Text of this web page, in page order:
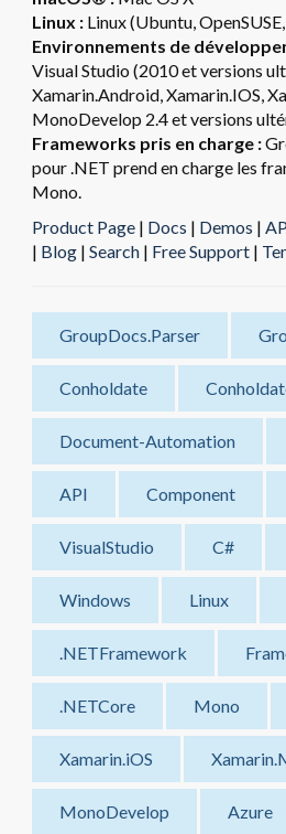
Linux : Linux (Ubuntu,
Environnements de
Visual Studio (2010 et versions
Xamarin.Android, Xamarin.IOS,
MonoDevelop 2.4 et versions
Frameworks pris en charge :
pour .NET prend en charge les
Mono.
Product Page | Docs | Demos |
| Blog | Search | Free Support |
GroupDocs.Parser
Conholdate
Document-Automation
API Component
VisualStudio C#
Windows Linux
.NETFramework
.NETCore Mono
Xamarin.iOS
MonoDevelop Azure